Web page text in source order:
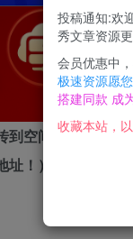
空间里。所有
！）
投稿通知:欢
秀文章资源
会员优惠中
极速资源愿
搭建同款 成
收藏本站，